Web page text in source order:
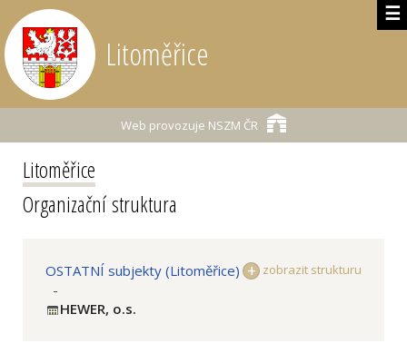
☰
Litoměřice
Web provozuje NSZM ČR
Litoměřice
Organizační struktura
zobrazit strukturu
OSTATNÍ subjekty (Litoměřice)
-
HEWER, o.s.